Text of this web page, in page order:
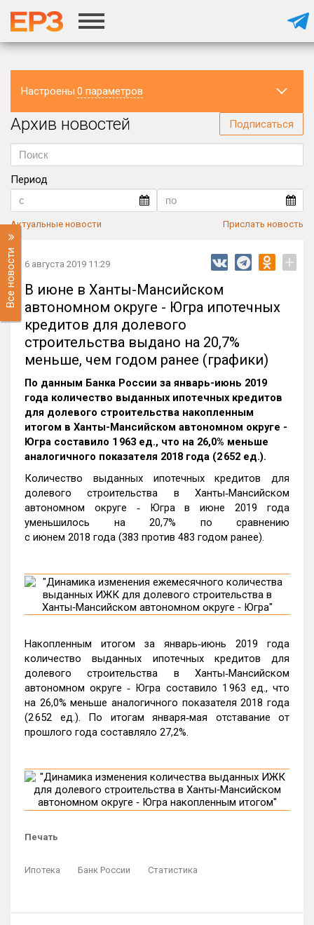
Настроены 0 параметров
Регион
Архив новостей Подписаться
Период
Актуальные новости Прислать новость
Все новости 6 августа 2019 11:29 +
В июне в Ханты-Мансийском
автономном округе - Югра ипотечных
кредитов для долевого
строительства выдано на 20,7%
меньше, чем годом ранее (графики)
По данным Банка России за январь-июнь 2019
года количество выданных ипотечных кредитов
для долевого строительства накопленным
итогом в Ханты-Мансийском автономном округе -
Югра составило 1 963 ед., что на 26,0% меньше
аналогичного показателя 2018 года (2 652 ед.).
Количество выданных ипотечных кредитов для
долевого строительства в Ханты‑Мансийском
автономном округе ‑ Югра в июне 2019 года
уменьшилось на 20,7% по сравнению
с июнем 2018 года (383 против 483 годом ранее).
Накопленным итогом за январь‑июнь 2019 года
количество выданных ипотечных кредитов для
долевого строительства в Ханты‑Мансийском
автономном округе ‑ Югра составило 1 963 ед., что
на 26,0% меньше аналогичного показателя 2018 года
(2 652 ед.). По итогам января‑мая отставание от
прошлого года составляло 27,2%.
Печать
Ипотека Банк России Статистика